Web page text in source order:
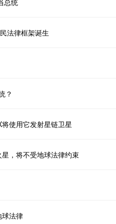
总统
法律框架诞生
？
使用它发射星链卫星
，将不受地球法律约束
法律